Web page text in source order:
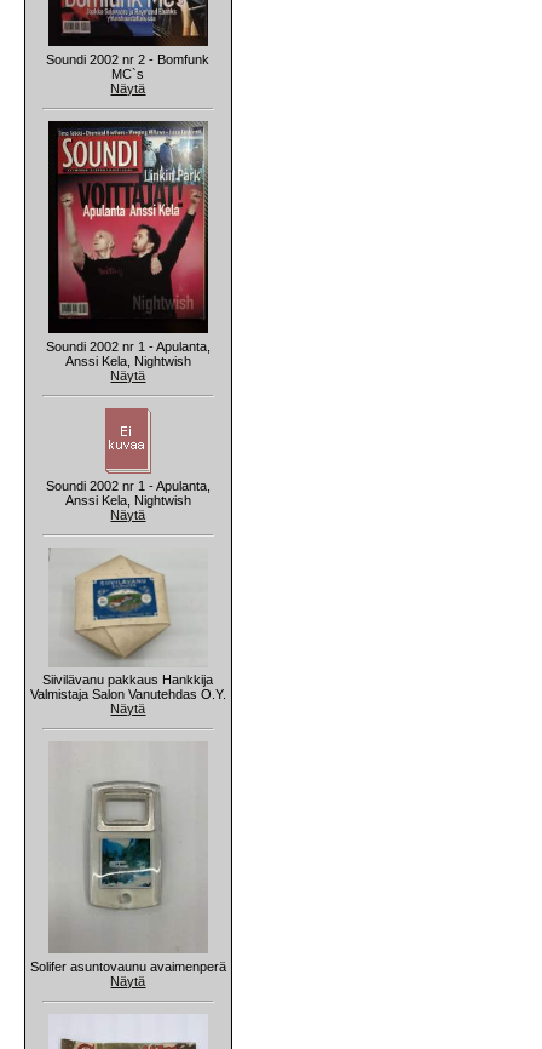
Soundi 2002 nr 2 - Bomfunk
MC`s
Näytä
Soundi 2002 nr 1 - Apulanta,
Anssi Kela, Nightwish
Näytä
Soundi 2002 nr 1 - Apulanta,
Anssi Kela, Nightwish
Näytä
Siivilävanu pakkaus Hankkija
Valmistaja Salon Vanutehdas O.Y.
Näytä
Solifer asuntovaunu avaimenperä
Näytä